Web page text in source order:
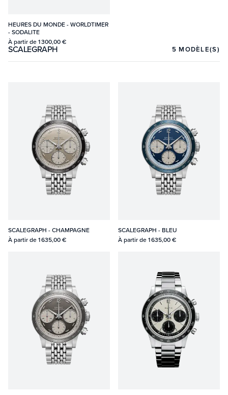
HEURES DU MONDE - WORLDTIMER
- SODALITE
À partir de1 300,00 €
SCALEGRAPH 5 MODÈLE(S)
SCALEGRAPH - CHAMPAGNE
À partir de1 635,00 €
SCALEGRAPH - BLEU
À partir de1 635,00 €